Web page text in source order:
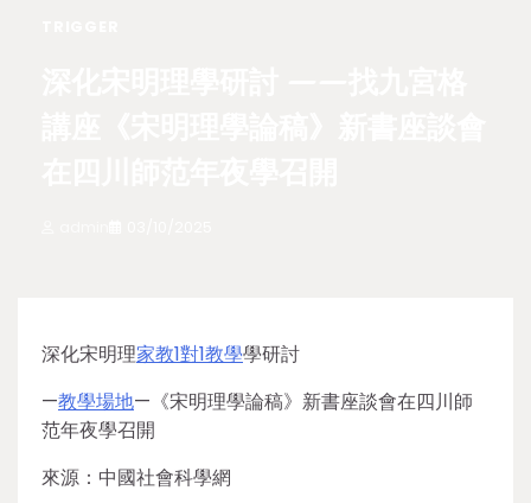
深化宋明理家教1對1教學學研討
—教學場地—《宋明理學論稿》新書座談會在四川師
范年夜學召開
來源：中國社會科學網